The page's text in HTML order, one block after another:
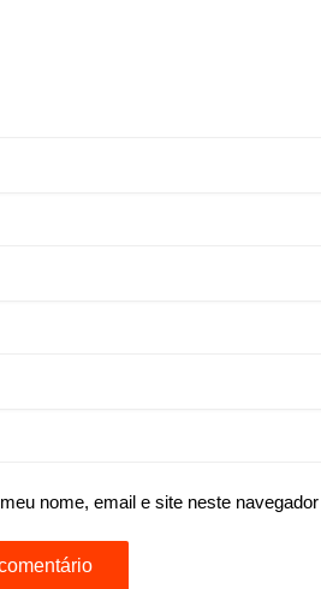
nome, email e site neste